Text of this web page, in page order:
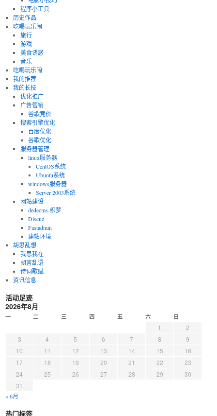
程序小工具
历史作品
吃喝玩乐闹
旅行
游戏
美食诱惑
音乐
吃喝玩乐闹
我的推荐
我的长技
优化推广
广告营销
谷歌竞价
搜索引擎优化
百度优化
谷歌优化
服务器管理
linux服务器
CentOS系统
Ubuntu系统
windows服务器
Server 2003系统
网站建设
dedecms-织梦
Discuz
Fastadmin
建站环境
胡思乱想
我思我在
胡言乱语
诗词歌赋
资讯信息
活动足迹
2026年8月
一 二 三 四 五 六 日
1
2
3
4 5 6 7 8
9
10
11 12 13 14 15
16
17
18 19 20 21 22
23
24
25 26 27 28 29
30
31
« 6月
热门标签